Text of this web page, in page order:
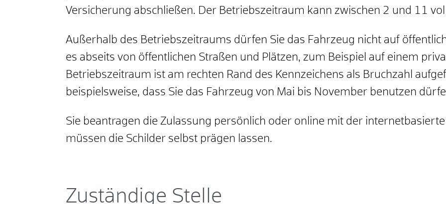
Versicherung abschließen. Der Betriebszeitraum kann zwischen 2 und 11
Außerhalb des Betriebszeitraums dürfen Sie das Fahrzeug nicht auf
es abseits von öffentlichen Straßen und Plätzen, zum Beispiel auf einem
Betriebszeitraum ist am rechten Rand des Kennzeichens als Bruchzahl
beispielsweise, dass Sie das Fahrzeug von Mai bis November benutzen
Sie beantragen die Zulassung persönlich oder online mit der
müssen die Schilder selbst prägen lassen.
Zuständige Stelle